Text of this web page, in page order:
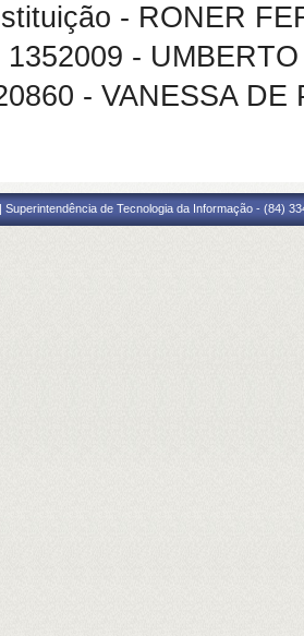
- RONER
1352009 -
- VANESSA
Superintendência de Tecnologia da Informação - (84)